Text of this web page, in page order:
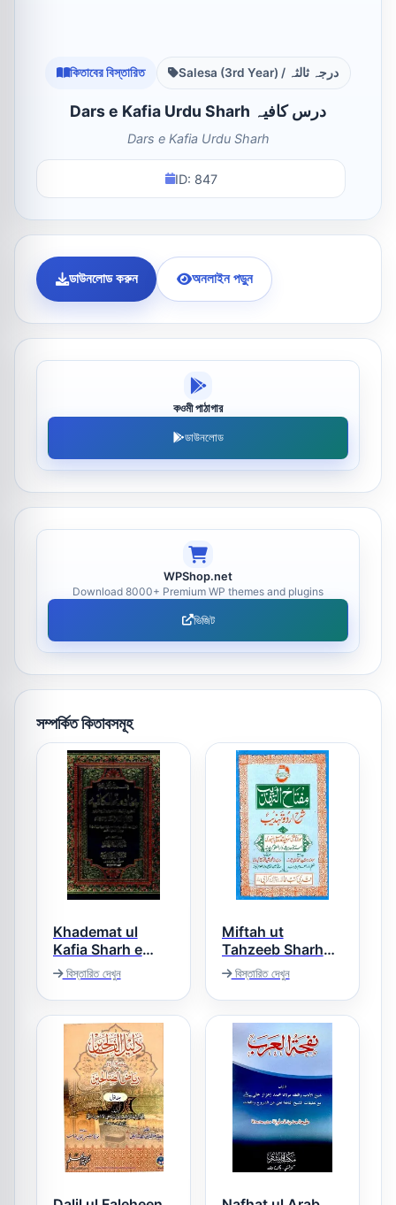
কিতাবের বিস্তারিত Salesa (3rd Year) / درجہ ثالثہ
Dars e Kafia Urdu Sharh درس کافیہ
Dars e Kafia Urdu Sharh
ID: 847
ডাউনলোড করুন অনলাইন পড়ুন
কওমী পাঠাগার
ডাউনলোড
WPShop.net
Download 8000+ Premium WP themes and plugins
ভিজিট
সম্পর্কিত কিতাবসমূহ
Khademat ul
Kafia Sharh e
Kafia خادمۃ الکافیہবিস্তারিত দেখুন
Miftah ut
Tahzeeb Sharh
Urdu Tahzeeb
مفتاح التہذیب شرح
اردو تھذیب
বিস্তারিত দেখুন